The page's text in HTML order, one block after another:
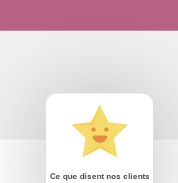
Ce que disent nos clients